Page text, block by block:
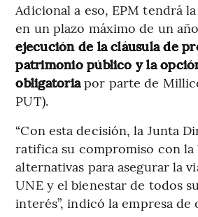
Adicional a eso, EPM tendrá
en un plazo máximo de un
ejecución de la cláusula de
patrimonio público y la
obligatoriapor parte de
PUT).
“Con esta decisión, la Junta
ratifica su compromiso con la
alternativas para asegurar la
UNE y el bienestar de todos
interés”, indicó la empresa de